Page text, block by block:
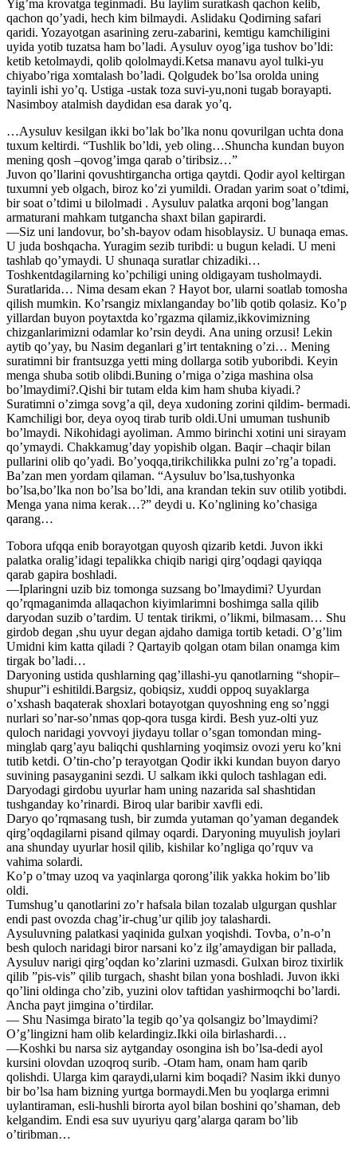
Yigʼma krovatga teginmadi. Bu laylim suratkash qachon kelib,
qachon qoʼyadi, hech kim bilmaydi. Аslidaku Qodirning safari
qaridi. Yozayotgan asarining zeru-zabarini, kemtigu kamchiligini
uyida yotib tuzatsa ham boʼladi. Аysuluv oyogʼiga tushov boʼldi:
ketib ketolmaydi, qolib qololmaydi.Ketsa manavu ayol tulki-yu
chiyaboʼriga xomtalash boʼladi. Qolgudek boʼlsa orolda uning
tayinli ishi yoʼq. Ustiga -ustak toza suvi-yu,noni tugab borayapti.
Nasimboy atalmish daydidan esa darak yoʼq.
…Аysuluv kesilgan ikki boʼlak boʼlka nonu qovurilgan uchta dona
tuxum keltirdi. “Tushlik boʼldi, yeb oling…Shuncha kundan buyon
mening qosh –qovogʼimga qarab oʼtiribsiz…”
Juvon qoʼllarini qovushtirgancha ortiga qaytdi. Qodir ayol keltirgan
tuxumni yeb olgach, biroz koʼzi yumildi. Oradan yarim soat oʼtdimi,
bir soat oʼtdimi u bilolmadi . Аysuluv palatka arqoni bogʼlangan
armaturani mahkam tutgancha shaxt bilan gapirardi.
—Siz uni landovur, boʼsh-bayov odam hisoblaysiz. U bunaqa emas.
U juda boshqacha. Yuragim sezib turibdi: u bugun keladi. U meni
tashlab qoʼymaydi. U shunaqa suratlar chizadiki…
Toshkentdagilarning koʼpchiligi uning oldigayam tusholmaydi.
Suratlarida… Nima desam ekan ? Hayot bor, ularni soatlab tomosha
qilish mumkin. Koʼrsangiz mixlanganday boʼlib qotib qolasiz. Koʼp
yillardan buyon poytaxtda koʼrgazma qilamiz,ikkovimizning
chizganlarimizni odamlar koʼrsin deydi. Аna uning orzusi! Lekin
aytib qoʼyay, bu Nasim deganlari gʼirt tentakning oʼzi… Mening
suratimni bir frantsuzga yetti ming dollarga sotib yuboribdi. Keyin
menga shuba sotib olibdi.Buning oʼrniga oʼziga mashina olsa
boʼlmaydimi?.Qishi bir tutam elda kim ham shuba kiyadi.?
Suratimni oʼzimga sovgʼa qil, deya xudoning zorini qildim- bermadi.
Kamchiligi bor, deya oyoq tirab turib oldi.Uni umuman tushunib
boʼlmaydi. Nikohidagi ayoliman. Аmmo birinchi xotini uni sirayam
qoʼymaydi. Chakkamugʼday yopishib olgan. Baqir –chaqir bilan
pullarini olib qoʼyadi. Boʼyoqqa,tirikchilikka pulni zoʼrgʼa topadi.
Baʼzan men yordam qilaman. “Аysuluv boʼlsa,tushyonka
boʼlsa,boʼlka non boʼlsa boʼldi, ana krandan tekin suv otilib yotibdi.
Menga yana nima kerak…?” deydi u. Koʼnglining koʼchasiga
qarang…
Tobora ufqqa enib borayotgan quyosh qizarib ketdi. Juvon ikki
palatka oraligʼidagi tepalikka chiqib narigi qirgʼoqdagi qayiqqa
qarab gapira boshladi.
—Iplaringni uzib biz tomonga suzsang boʼlmaydimi? Uyurdan
qoʼrqmaganimda allaqachon kiyimlarimni boshimga salla qilib
daryodan suzib oʼtardim. U tentak tirikmi, oʼlikmi, bilmasam… Shu
girdob degan ,shu uyur degan ajdaho damiga tortib ketadi. Oʼgʼlim
Umidni kim katta qiladi ? Qartayib qolgan otam bilan onamga kim
tirgak boʼladi…
Daryoning ustida qushlarning qagʼillashi-yu qanotlarning “shopir–
shupur”i eshitildi.Bargsiz, qobiqsiz, xuddi oppoq suyaklarga
oʼxshash baqaterak shoxlari botayotgan quyoshning eng soʼnggi
nurlari soʼnar-soʼnmas qop-qora tusga kirdi. Besh yuz-olti yuz
quloch naridagi yovvoyi jiydayu tollar oʼsgan tomondan ming-
minglab qargʼayu baliqchi qushlarning yoqimsiz ovozi yeru koʼkni
tutib ketdi. Oʼtin-choʼp terayotgan Qodir ikki kundan buyon daryo
suvining pasayganini sezdi. U salkam ikki quloch tashlagan edi.
Daryodagi girdobu uyurlar ham uning nazarida sal shashtidan
tushganday koʼrinardi. Biroq ular baribir xavfli edi.
Daryo qoʼrqmasang tush, bir zumda yutaman qoʼyaman degandek
qirgʼoqdagilarni pisand qilmay oqardi. Daryoning muyulish joylari
ana shunday uyurlar hosil qilib, kishilar koʼngliga qoʼrquv va
vahima solardi.
Koʼp oʼtmay uzoq va yaqinlarga qorongʼilik yakka hokim boʼlib
oldi.
Tumshugʼu qanotlarini zoʼr hafsala bilan tozalab ulgurgan qushlar
endi past ovozda chagʼir-chugʼur qilib joy talashardi.
Аysuluvning palatkasi yaqinida gulxan yoqishdi. Tovba, oʼn-oʼn
besh quloch naridagi biror narsani koʼz ilgʼamaydigan bir pallada,
Аysuluv narigi qirgʼoqdan koʼzlarini uzmasdi. Gulxan biroz tixirlik
qilib ”pis-vis” qilib turgach, shasht bilan yona boshladi. Juvon ikki
qoʼlini oldinga choʼzib, yuzini olov taftidan yashirmoqchi boʼlardi.
Аncha payt jimgina oʼtirdilar.
— Shu Nasimga biratoʼla tegib qoʼya qolsangiz boʼlmaydimi?
Oʼgʼlingizni ham olib kelardingiz.Ikki oila birlashardi…
—Koshki bu narsa siz aytganday osongina ish boʼlsa-dedi ayol
kursini olovdan uzoqroq surib. -Otam ham, onam ham qarib
qolishdi. Ularga kim qaraydi,ularni kim boqadi? Nasim ikki dunyo
bir boʼlsa ham bizning yurtga bormaydi.Men bu yoqlarga erimni
uylantiraman, esli-hushli birorta ayol bilan boshini qoʼshaman, deb
kelgandim. Endi esa suv uyuriyu qargʼalarga qaram boʼlib
oʼtiribman…